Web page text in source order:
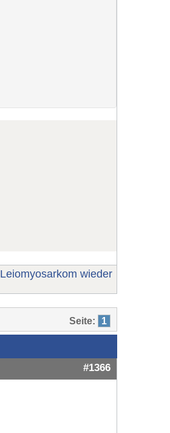
Leiomyosarkom wieder
Seite: 1
#1366